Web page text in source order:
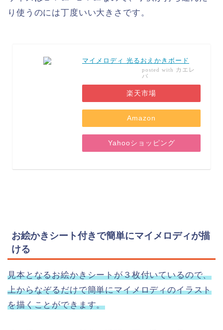
り使うのには丁度いい大きさです。
マイメロディ 光るおえかきボード
posted with カエレ
バ
楽天市場
Amazon
Yahooショッピング
お絵かきシート付きで簡単にマイメロディが描
ける
見本となるお絵かきシートが３枚付いているので、
上からなぞるだけで簡単にマイメロディのイラスト
を描くことができます。